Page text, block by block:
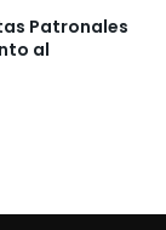
Patronales
al